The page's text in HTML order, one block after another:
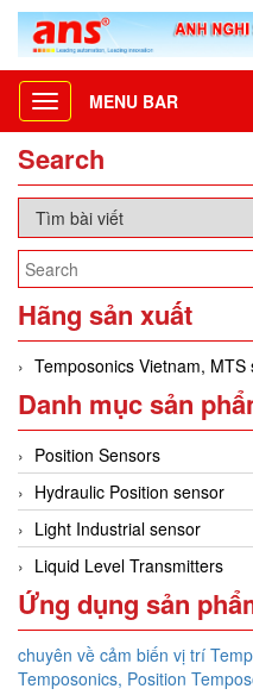
Toggle
navigation
MENU BAR
Search
Hãng sản xuất
Temposonics Vietnam, MTS
Danh mục sản
Position Sensors
Hydraulic Position sensor
Light Industrial sensor
Liquid Level Transmitters
Ứng dụng sản
chuyên về cảm biến vị trí
Temposonics, Position